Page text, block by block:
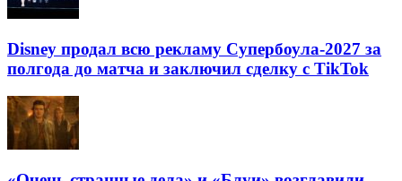
Disney продал всю рекламу Супербоула-2027 за
полгода до матча и заключил сделку с TikTok